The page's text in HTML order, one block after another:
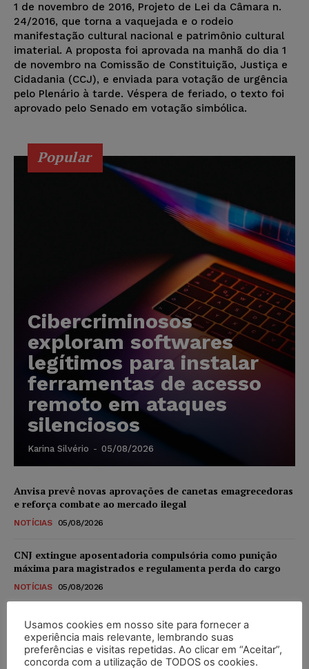
1 de novembro de 2016, Projeto de Lei da Câmara n.
24/2016, que torna a vaquejada e o rodeio
manifestação cultural nacional e patrimônio cultural
imaterial. A proposta foi aprovada na manhã do dia 1
de novembro na Comissão de Constituição, Justiça e
Cidadania (CCJ), e enviada para votação de urgência
pelo Plenário à tarde. Véspera de feriado, o texto foi
aprovado pelo Senado em votação simbólica.
Popular
Cibercriminosos
exploram softwares
legítimos para instalar
ferramentas de acesso
remoto em ataques
silenciosos
Karina Silvério - 05/08/2026
Anvisa prevê novas aprovações de canetas emagrecedoras
e reforça combate ao mercado ilegal
NOTÍCIAS 05/08/2026
CNJ extingue aposentadoria compulsória como punição
máxima para magistrados e regulamenta perda do cargo
NOTÍCIAS 05/08/2026
Justiça de SP rejeita ação da família de Alexandre de
Moraes contra senador Alessandro Vieira
NOTÍCIAS 05/08/2026
Usamos cookies em nosso site para fornecer a
experiência mais relevante, lembrando suas
preferências e visitas repetidas. Ao clicar em “Aceitar”,
concorda com a utilização de TODOS os cookies.